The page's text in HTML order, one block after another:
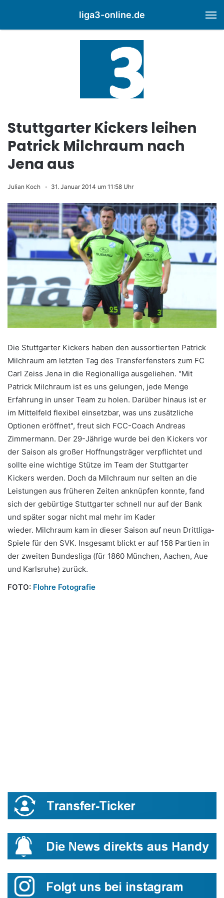
liga3-online.de
Stuttgarter Kickers leihen
Patrick Milchraum nach
Jena aus
Julian Koch 31. Januar 2014 um 11:58 Uhr
Die Stuttgarter Kickers haben den aussortierten Patrick
Milchraum am letzten Tag des Transferfensters zum FC
Carl Zeiss Jena in die Regionalliga ausgeliehen. "Mit
Patrick Milchraum ist es uns gelungen, jede Menge
Erfahrung in unser Team zu holen. Darüber hinaus ist er
im Mittelfeld flexibel einsetzbar, was uns zusätzliche
Optionen eröffnet", freut sich FCC-Coach Andreas
Zimmermann. Der 29-Jährige wurde bei den Kickers vor
der Saison als großer Hoffnungsträger verpflichtet und
sollte eine wichtige Stütze im Team der Stuttgarter
Kickers werden. Doch da Milchraum nur selten an die
Leistungen aus früheren Zeiten anknüpfen konnte, fand
sich der gebürtige Stuttgarter schnell nur auf der Bank
und später sogar nicht mal mehr im Kader
wieder. Milchraum kam in dieser Saison auf neun Drittliga-
Spiele für den SVK. Insgesamt blickt er auf 158 Partien in
der zweiten Bundesliga (für 1860 München, Aachen, Aue
und Karlsruhe) zurück.
FOTO: Flohre Fotografie